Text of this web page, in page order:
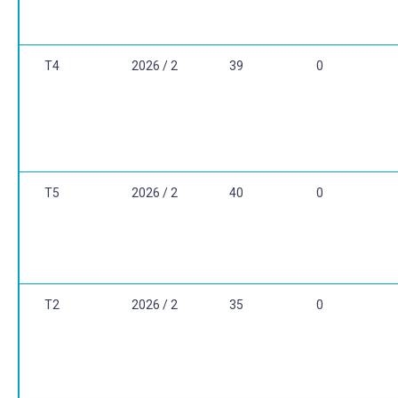
6.3. Propriedades da função Exponencial;
7.2. Seqüências Monótonas e Limitadas;
T4 2026 / 2 39 0
T5 2026 / 2 40 0
T2 2026 / 2 35 0